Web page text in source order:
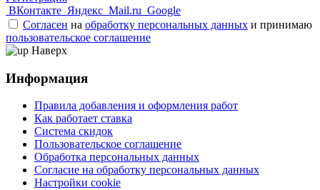
ВКонтакте Яндекс Mail.ru Google
Согласен на обработку персональных данных и принимаю
пользовательское соглашение
Наверх
Информация
Правила добавления и оформления работ
Как работает ставка
Система скидок
Пользовательское соглашение
Обработка персональных данных
Согласие на обработку персональных данных
Настройки cookie